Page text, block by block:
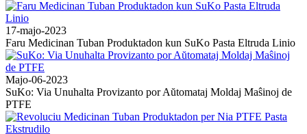
17-majo-2023
Faru Medicinan Tuban Produktadon kun SuKo Pasta Eltruda Linio
Majo-06-2023
SuKo: Via Unuhalta Provizanto por Aŭtomataj Moldaj Maŝinoj de
PTFE